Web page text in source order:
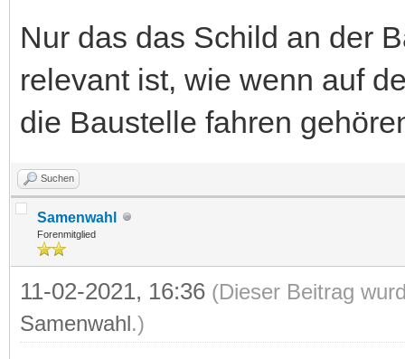
Nur das das Schild an der
relevant ist, wie wenn auf
die Baustelle fahren
Suchen
Samenwahl
Forenmitglied
11-02-2021, 16:36 (Dieser Beitrag
Samenwahl.)